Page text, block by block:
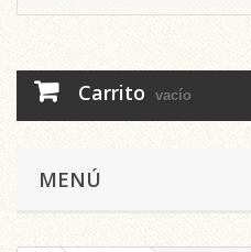
Carrito vacío
MENÚ